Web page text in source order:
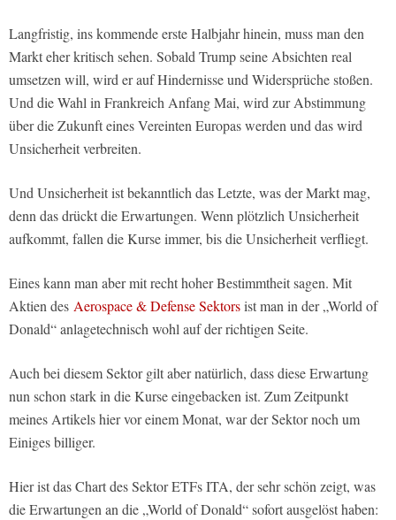
Langfristig, ins kommende erste Halbjahr hinein, muss man den
Markt eher kritisch sehen. Sobald Trump seine Absichten real
umsetzen will, wird er auf Hindernisse und Widersprüche stoßen.
Und die Wahl in Frankreich Anfang Mai, wird zur Abstimmung
über die Zukunft eines Vereinten Europas werden und das wird
Unsicherheit verbreiten.
Und Unsicherheit ist bekanntlich das Letzte, was der Markt mag,
denn das drückt die Erwartungen. Wenn plötzlich Unsicherheit
aufkommt, fallen die Kurse immer, bis die Unsicherheit verfliegt.
Eines kann man aber mit recht hoher Bestimmtheit sagen. Mit
Aktien des Aerospace & Defense Sektorsist man in der „World of
Donald“ anlagetechnisch wohl auf der richtigen Seite.
Auch bei diesem Sektor gilt aber natürlich, dass diese Erwartung
nun schon stark in die Kurse eingebacken ist. Zum Zeitpunkt
meines Artikels hier vor einem Monat, war der Sektor noch um
Einiges billiger.
Hier ist das Chart des Sektor ETFs ITA, der sehr schön zeigt, was
die Erwartungen an die „World of Donald“ sofort ausgelöst haben: